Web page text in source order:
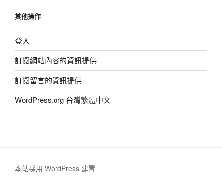
其他操作
登入
訂閱網站內容的資訊提供
訂閱留言的資訊提供
WordPress.org 台灣繁體中文
本站採用 WordPress 建置